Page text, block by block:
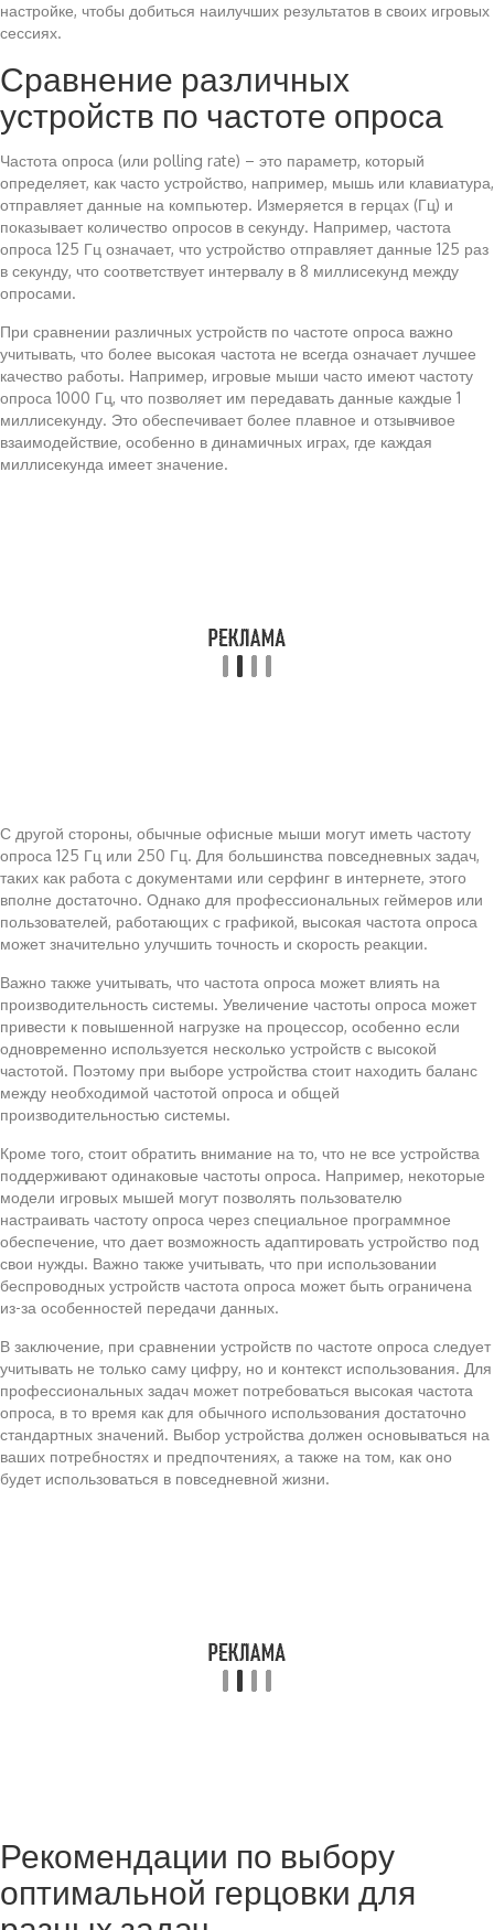
настройке, чтобы добиться наилучших результатов в своих игровых
сессиях.
Сравнение различных
устройств по частоте опроса
Частота опроса (или polling rate) – это параметр, который
определяет, как часто устройство, например, мышь или клавиатура,
отправляет данные на компьютер. Измеряется в герцах (Гц) и
показывает количество опросов в секунду. Например, частота
опроса 125 Гц означает, что устройство отправляет данные 125 раз
в секунду, что соответствует интервалу в 8 миллисекунд между
опросами.
При сравнении различных устройств по частоте опроса важно
учитывать, что более высокая частота не всегда означает лучшее
качество работы. Например, игровые мыши часто имеют частоту
опроса 1000 Гц, что позволяет им передавать данные каждые 1
миллисекунду. Это обеспечивает более плавное и отзывчивое
взаимодействие, особенно в динамичных играх, где каждая
миллисекунда имеет значение.
С другой стороны, обычные офисные мыши могут иметь частоту
опроса 125 Гц или 250 Гц. Для большинства повседневных задач,
таких как работа с документами или серфинг в интернете, этого
вполне достаточно. Однако для профессиональных геймеров или
пользователей, работающих с графикой, высокая частота опроса
может значительно улучшить точность и скорость реакции.
Важно также учитывать, что частота опроса может влиять на
производительность системы. Увеличение частоты опроса может
привести к повышенной нагрузке на процессор, особенно если
одновременно используется несколько устройств с высокой
частотой. Поэтому при выборе устройства стоит находить баланс
между необходимой частотой опроса и общей
производительностью системы.
Кроме того, стоит обратить внимание на то, что не все устройства
поддерживают одинаковые частоты опроса. Например, некоторые
модели игровых мышей могут позволять пользователю
настраивать частоту опроса через специальное программное
обеспечение, что дает возможность адаптировать устройство под
свои нужды. Важно также учитывать, что при использовании
беспроводных устройств частота опроса может быть ограничена
из-за особенностей передачи данных.
В заключение, при сравнении устройств по частоте опроса следует
учитывать не только саму цифру, но и контекст использования. Для
профессиональных задач может потребоваться высокая частота
опроса, в то время как для обычного использования достаточно
стандартных значений. Выбор устройства должен основываться на
ваших потребностях и предпочтениях, а также на том, как оно
будет использоваться в повседневной жизни.
Рекомендации по выбору
оптимальной герцовки для